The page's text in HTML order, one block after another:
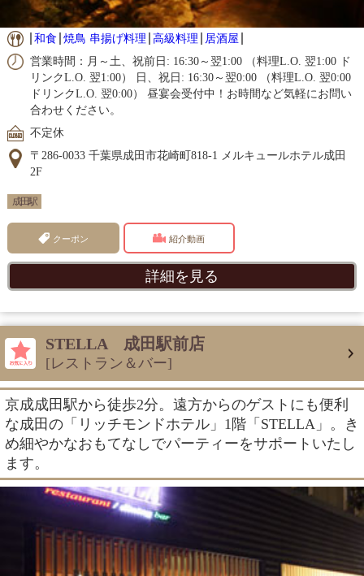
和食 焼鳥 串揚げ料理 高級料理
居酒屋
営業時間：月～土、祝前日: 16:30～翌1:00 （料理L.O. 翌1:00 ド
リンクL.O. 翌1:00） 日、祝日: 16:30～翌0:00 （料理L.O. 翌0:00
ドリンクL.O. 翌0:00） 昼宴会受付中！お時間など気軽にお問い
合わせください。
不定休
〒286-0033 千葉県成田市花崎町818-1 メルキュールホテル成田
2F
成田駅
クーポン 紹介動画
詳細を見る
STELLA 成田駅前店
[レストラン＆バー]
京成成田駅から徒歩2分。遠方からのゲストにも便利
な成田の「リッチモンドホテル」1階「STELLA」。き
め細やかなおもてなしでパーティーをサポートいたし
ます。